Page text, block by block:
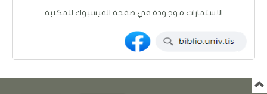
الاستمارات موجودة في صفحة الفيسبوك للمكتبة